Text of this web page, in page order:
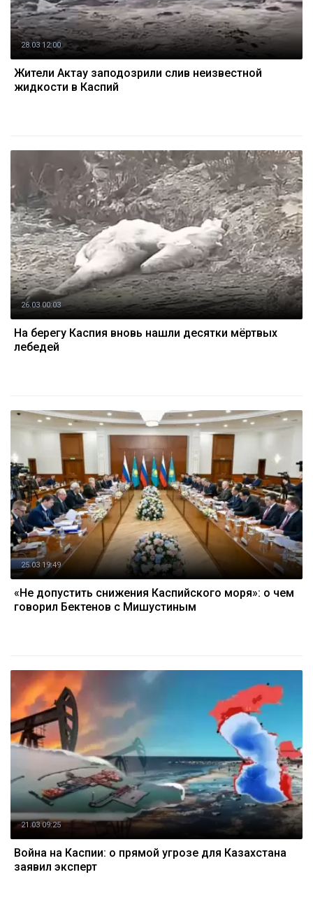
28.03 12:00
Жители Актау заподозрили слив неизвестной
жидкости в Каспий
26.03 00:03
На берегу Каспия вновь нашли десятки мёртвых
лебедей
25.03 19:49
«Не допустить снижения Каспийского моря»: о чем
говорил Бектенов с Мишустиным
21.03 09:25
Война на Каспии: о прямой угрозе для Казахстана
заявил эксперт